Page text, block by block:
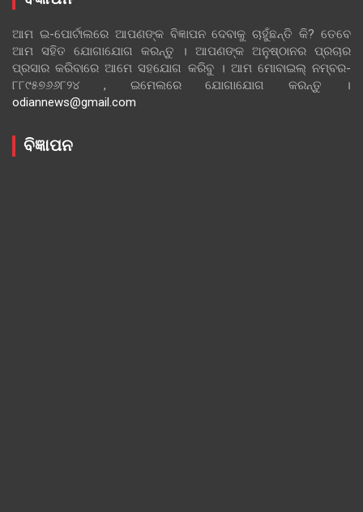
ଆମ ଇ-ପୋର୍ଟାଲରେ ଆପଣଙ୍କ ବିଜ୍ଞାପନ ଦେବାକୁ ଚାହୁଁଛନ୍ତି କି? ତେବେ
ଆମ ସହିତ ଯୋଗାଯୋଗ କରନ୍ତୁ । ଆପଣଙ୍କ ଅନୁଷ୍ଠାନର ପ୍ରଚାର
ପ୍ରସାର କରିବାରେ ଆମେ ସହଯୋଗ କରିବୁ । ଆମ ମୋବାଇଲ୍ ନମ୍ବର-
୮୮୯୫୭୬୬୮୨୪ , ଇମେଲରେ ଯୋଗାଯୋଗ କରନ୍ତୁ ।
odiannews@gmail.com
ବିଜ୍ଞାପନ